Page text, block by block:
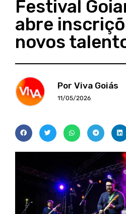
Festival
abre
novos
Por Viva Goiás
11/05/2026